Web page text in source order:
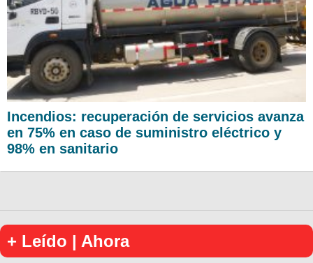
Incendios: recuperación de servicios avanza
en 75% en caso de suministro eléctrico y
98% en sanitario
+ Leído | Ahora